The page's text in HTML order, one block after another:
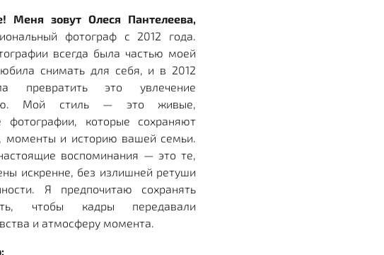
Меня зовут Олеся Пантелеева,
фотограф с 2012 года.
всегда была частью моей
снимать для себя, и в 2012
превратить это увлечение
Мой стиль — это живые,
фотографии, которые сохраняют
моменты и историю вашей семьи.
воспоминания — это те,
искренне, без излишней ретуши
Я предпочитаю сохранять
чтобы кадры передавали
и атмосферу момента.